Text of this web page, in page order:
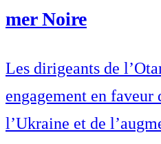
mer Noire
Les dirigeants de
engagement en faveur
l’Ukraine et de